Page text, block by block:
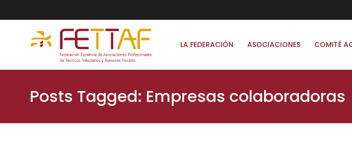
LA FEDERACIÓN ASOCIACIONES COMITÉ
Posts Tagged: Empresas colaboradoras